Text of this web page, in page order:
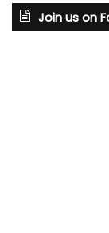
Join us on